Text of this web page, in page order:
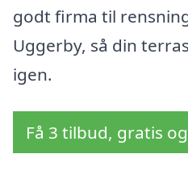
godt firma til
Uggerby, så din
igen.
Få 3 tilbud, gratis